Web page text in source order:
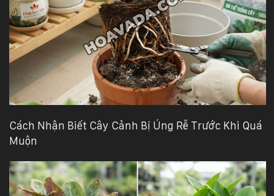
Cách Nhận Biết Cây Cảnh Bị Úng Rễ Trước Khi Quá
Muộn